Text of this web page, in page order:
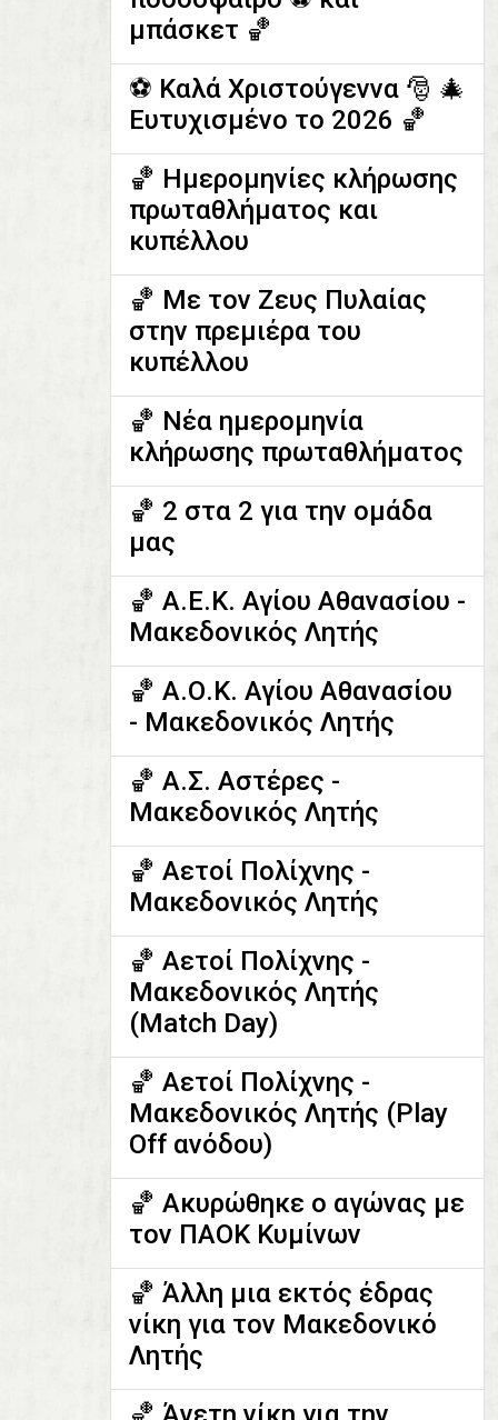
μπάσκετ 🏀
⚽️ Καλά Χριστούγεννα 🎅 🎄
Ευτυχισμένο το 2026 🏀
🏀 Ημερομηνίες κλήρωσης
πρωταθλήματος και
κυπέλλου
🏀 Με τον Ζευς Πυλαίας
στην πρεμιέρα του
κυπέλλου
🏀 Νέα ημερομηνία
κλήρωσης πρωταθλήματος
🏀 2 στα 2 για την ομάδα
μας
🏀 Α.Ε.Κ. Αγίου Αθανασίου -
Μακεδονικός Λητής
🏀 Α.Ο.Κ. Αγίου Αθανασίου
- Μακεδονικός Λητής
🏀 Α.Σ. Αστέρες -
Μακεδονικός Λητής
🏀 Αετοί Πολίχνης -
Μακεδονικός Λητής
🏀 Αετοί Πολίχνης -
Μακεδονικός Λητής
(Match Day)
🏀 Αετοί Πολίχνης -
Μακεδονικός Λητής (Play
Off ανόδου)
🏀 Ακυρώθηκε ο αγώνας με
τον ΠΑΟΚ Κυμίνων
🏀 Άλλη μια εκτός έδρας
νίκη για τον Μακεδονικό
Λητής